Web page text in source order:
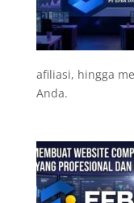
afiliasi, hingga
Anda.